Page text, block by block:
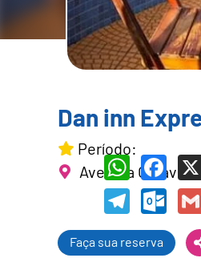
Dan inn
Período:
Avenida Octávio
Faça sua reserva
WhatsApp X
Telegram